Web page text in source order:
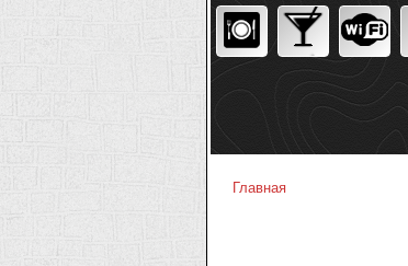
Главная